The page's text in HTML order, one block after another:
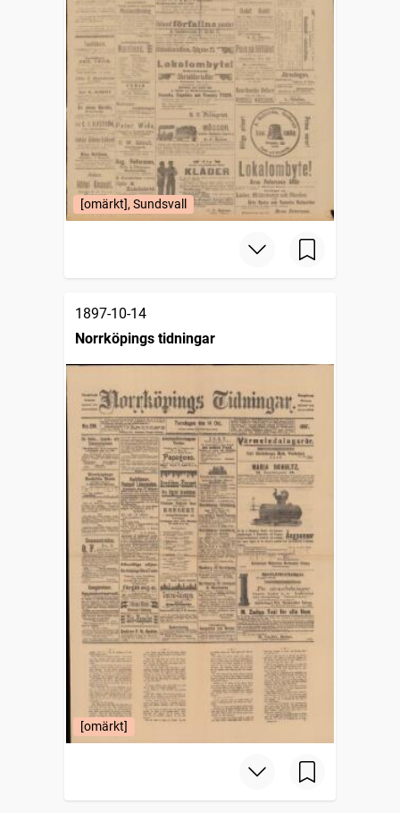
[omärkt], Sundsvall
1897-10-14
Norrköpings tidningar
[omärkt]